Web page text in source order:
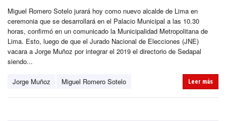
Miguel Romero Sotelo jurará hoy como nuevo alcalde de Lima en
ceremonia que se desarrollará en el Palacio Municipal a las 10.30
horas, confirmó en un comunicado la Municipalidad Metropolitana de
Lima. Esto, luego de que el Jurado Nacional de Elecciones (JNE)
vacara a Jorge Muñoz por integrar el 2019 el directorio de Sedapal
siendo...
Jorge Muñoz Miguel Romero Sotelo Leer más